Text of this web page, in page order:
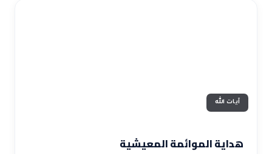
آيات الله
هداية الموائمة المعيشية